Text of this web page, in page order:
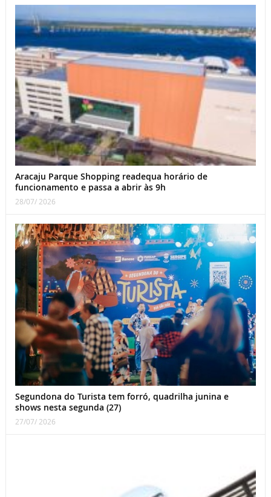
Aracaju Parque Shopping readequa horário de
funcionamento e passa a abrir às 9h
28/07/ 2026
Segundona do Turista tem forró, quadrilha junina e
shows nesta segunda (27)
27/07/ 2026